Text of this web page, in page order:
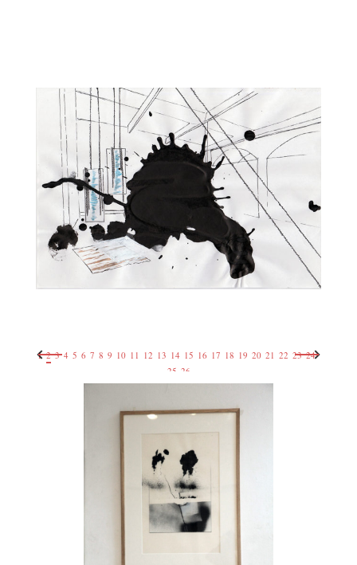
1 2 3 4 5 6 7 8 9 10 11 12 13 14 15 16 17 18 19 20 21 22 23 24
25 26